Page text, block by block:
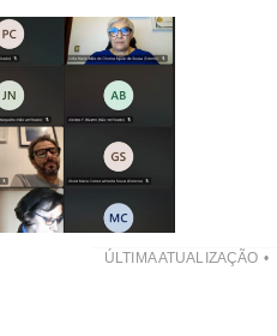
ÚLTIMA ATUALIZAÇÃO